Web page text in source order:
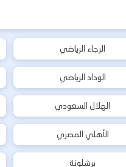
الرجاء الرياضي
الوداد الرياضي
الهلال السعودي
الأهلي المصري
برشلونة